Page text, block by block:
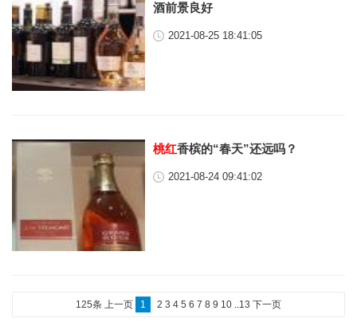
酒前景良好
2021-08-25 18:41:05
桃红香槟的“春天”还远吗？
2021-08-24 09:41:02
125条 上一页 1 2 3 4 5 6 7 8 9 10 ..13 下一页